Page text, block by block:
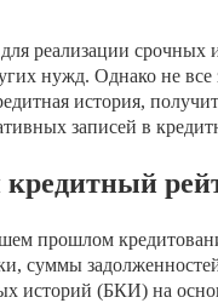
реализации
нужд. Однако не
история,
записей в
кредитный
прошлом
суммы
историй (БКИ) на